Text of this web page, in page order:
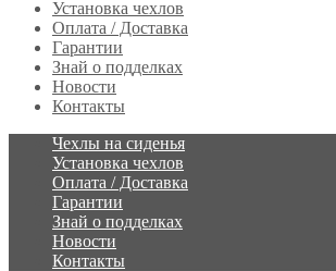
Установка чехлов
Оплата / Доставка
Гарантии
Знай о подделках
Новости
Контакты
Чехлы на сиденья
Установка чехлов
Оплата / Доставка
Гарантии
Знай о подделках
Новости
Контакты